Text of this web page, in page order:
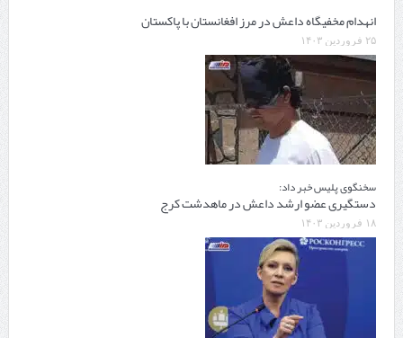
انهدام مخفیگاه داعش در مرز افغانستان با پاکستان
۲۵ فروردین ۱۴۰۳
سخنگوی پلیس خبر داد:
دستگیری عضو ارشد داعش در ماهدشت کرج
۱۸ فروردین ۱۴۰۳